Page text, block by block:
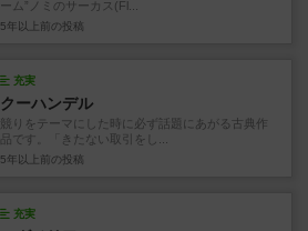
ーム”ノミのサーカス(Fl...
5年以上前 の投稿
充実
クーハンデル
競りをテーマにした時に必ず話題にあがる古典作
品です。「きたない取引をし...
5年以上前 の投稿
充実